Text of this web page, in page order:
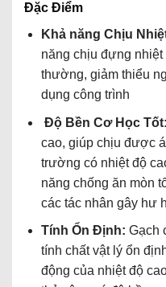
Đặc Điểm
Khả năng Chịu
năng chịu đựng
thường, giảm thiểu
dụng công trình
Độ Bền Cơ Học Tốt:
cao, giúp chịu được
trường có nhiệt độ
năng chống ăn mòn
các tác nhân gây hư
Tính Ổn Định: Gạch
tính chất vật lý ổn
động của nhiệt độ